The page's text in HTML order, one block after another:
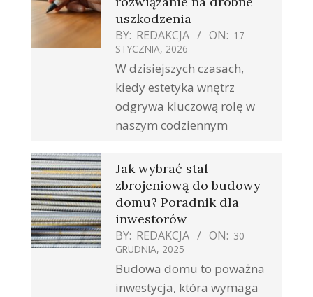
uszkodzenia
BY: REDAKCJA ON: 17
STYCZNIA, 2026
W dzisiejszych czasach,
kiedy estetyka wnętrz
odgrywa kluczową rolę w
naszym codziennym
Jak wybrać stal
zbrojeniową do budowy
domu? Poradnik dla
inwestorów
BY: REDAKCJA ON: 30
GRUDNIA, 2025
Budowa domu to poważna
inwestycja, która wymaga